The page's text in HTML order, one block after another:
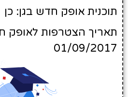
תוכנית אופק חדש בגן: כן
תאריך הצטרפות לאופק
01/09/2017